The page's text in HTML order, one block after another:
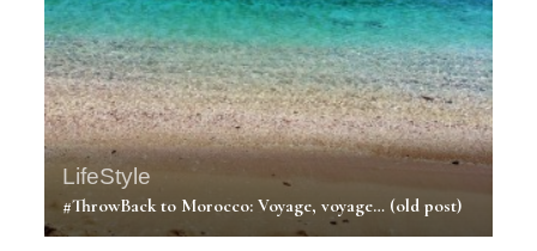
LifeStyle
#ThrowBack to Morocco: Voyage, voyage… (old post)